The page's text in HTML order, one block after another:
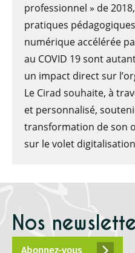
professionnel » de
pratiques
numérique accélérée
au COVID 19 sont
un impact direct sur
Le Cirad souhaite, à
et personnalisé,
transformation de son
sur le volet
Nos
Abonnez-vous